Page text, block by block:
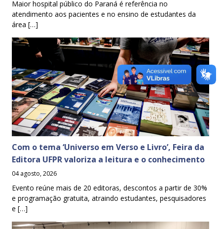
Maior hospital público do Paraná é referência no
atendimento aos pacientes e no ensino de estudantes da
área […]
Com o tema ‘Universo em Verso e Livro’, Feira da
Editora UFPR valoriza a leitura e o conhecimento
04 agosto, 2026
Evento reúne mais de 20 editoras, descontos a partir de 30%
e programação gratuita, atraindo estudantes, pesquisadores
e […]